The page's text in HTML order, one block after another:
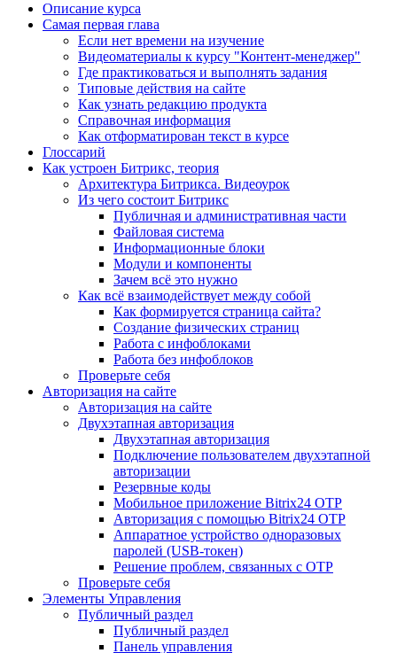
Описание курса
Самая первая глава
Если нет времени на изучение
Видеоматериалы к курсу "Контент-менеджер"
Где практиковаться и выполнять задания
Типовые действия на сайте
Как узнать редакцию продукта
Справочная информация
Как отформатирован текст в курсе
Глоссарий
Как устроен Битрикс, теория
Архитектура Битрикса. Видеоурок
Из чего состоит Битрикс
Публичная и административная части
Файловая система
Информационные блоки
Модули и компоненты
Зачем всё это нужно
Как всё взаимодействует между собой
Как формируется страница сайта?
Создание физических страниц
Работа с инфоблоками
Работа без инфоблоков
Проверьте себя
Авторизация на сайте
Авторизация на сайте
Двухэтапная авторизация
Двухэтапная авторизация
Подключение пользователем двухэтапной
авторизации
Резервные коды
Мобильное приложение Bitrix24 OTP
Авторизация с помощью Bitrix24 OTP
Аппаратное устройство одноразовых
паролей (USB-токен)
Решение проблем, связанных с OTP
Проверьте себя
Элементы Управления
Публичный раздел
Публичный раздел
Панель управления